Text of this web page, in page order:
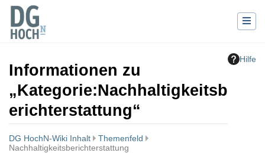
Hilfe
Informationen zu
„Kategorie:Nachhaltigkeitsb
erichterstattung“
DG HochN-Wiki Inhalt
Themenfeld
Nachhaltigkeitsberichterstattung